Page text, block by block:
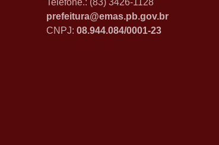
Telefone.: (83) 3426-1128
prefeitura@emas.pb.gov.br
CNPJ: 08.944.084/0001-23